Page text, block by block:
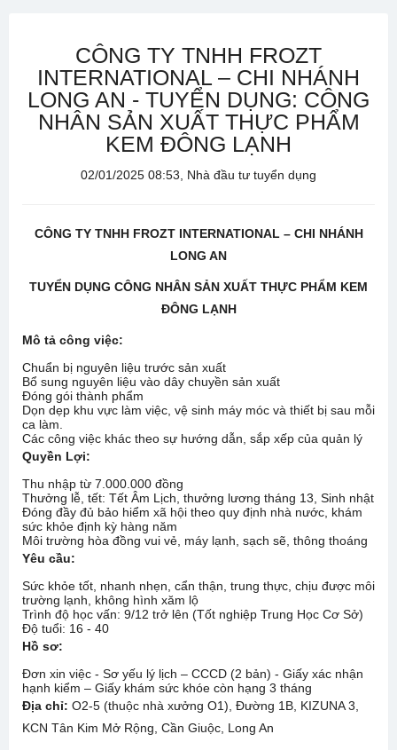
CÔNG TY TNHH FROZT
INTERNATIONAL – CHI NHÁNH
LONG AN - TUYỂN DỤNG: CÔNG
NHÂN SẢN XUẤT THỰC PHẨM
KEM ĐÔNG LẠNH
02/01/2025 08:53, Nhà đầu tư tuyển dụng
CÔNG TY TNHH FROZT INTERNATIONAL – CHI NHÁNH
LONG AN
TUYỂN DỤNG CÔNG NHÂN SẢN XUẤT THỰC PHẨM KEM
ĐÔNG LẠNH
Mô tả công việc:
Chuẩn bị nguyên liệu trước sản xuất
Bổ sung nguyên liệu vào dây chuyền sản xuất
Đóng gói thành phẩm
Dọn dẹp khu vực làm việc, vệ sinh máy móc và thiết bị sau mỗi
ca làm.
Các công việc khác theo sự hướng dẫn, sắp xếp của quản lý
Quyền Lợi:
Thu nhập từ 7.000.000 đồng
Thưởng lễ, tết: Tết Âm Lịch, thưởng lương tháng 13, Sinh nhật
Đóng đầy đủ bảo hiểm xã hội theo quy định nhà nước, khám
sức khỏe định kỳ hàng năm
Môi trường hòa đồng vui vẻ, máy lạnh, sạch sẽ, thông thoáng
Yêu cầu:
Sức khỏe tốt, nhanh nhẹn, cẩn thận, trung thực, chịu được môi
trường lạnh, không hình xăm lộ
Trình độ học vấn: 9/12 trở lên (Tốt nghiệp Trung Học Cơ Sở)
Độ tuổi: 16 - 40
Hồ sơ:
Đơn xin việc - Sơ yếu lý lịch – CCCD (2 bản) - Giấy xác nhận
hạnh kiểm – Giấy khám sức khóe còn hạng 3 tháng
Địa chỉ: O2-5 (thuộc nhà xưởng O1), Đường 1B, KIZUNA 3,
KCN Tân Kim Mở Rộng, Cần Giuộc, Long An